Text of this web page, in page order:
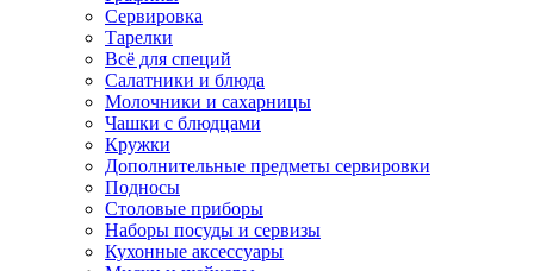
Сервировка
Тарелки
Всё для специй
Салатники и блюда
Молочники и сахарницы
Чашки с блюдцами
Кружки
Дополнительные предметы сервировки
Подносы
Столовые приборы
Наборы посуды и сервизы
Кухонные аксессуары